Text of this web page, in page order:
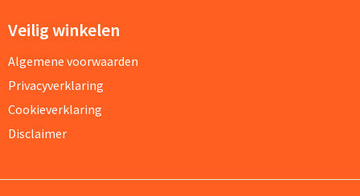
Veilig winkelen
Algemene voorwaarden
Privacyverklaring
Cookieverklaring
Disclaimer